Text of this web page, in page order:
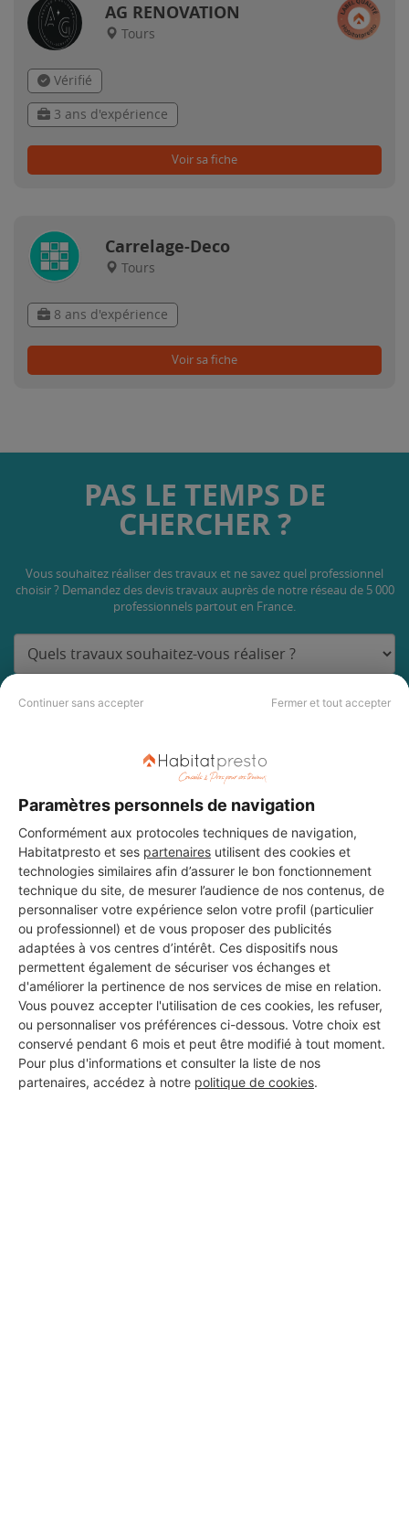
Continuer sans accepter Fermer et tout accepter
Paramètres personnels de navigation
Conformément aux protocoles techniques de navigation,
Habitatpresto et ses partenaires utilisent des cookies et
technologies similaires afin d’assurer le bon fonctionnement
technique du site, de mesurer l’audience de nos contenus, de
personnaliser votre expérience selon votre profil (particulier
ou professionnel) et de vous proposer des publicités
adaptées à vos centres d’intérêt. Ces dispositifs nous
permettent également de sécuriser vos échanges et
d'améliorer la pertinence de nos services de mise en relation.
Vous pouvez accepter l'utilisation de ces cookies, les refuser,
ou personnaliser vos préférences ci-dessous. Votre choix est
conservé pendant 6 mois et peut être modifié à tout moment.
Pour plus d'informations et consulter la liste de nos
partenaires, accédez à notre politique de cookies.
AG RENOVATION
Tours
Vérifié
3 ans d'expérience
Voir sa fiche
Carrelage-Deco
Tours
8 ans d'expérience
Voir sa fiche
PAS LE TEMPS DE
CHERCHER ?
Vous souhaitez réaliser des travaux et ne savez quel professionnel
choisir ? Demandez des devis travaux auprès de notre réseau de 5 000
professionnels partout en France.
Aucun autre professionnel disponible dans cette zone